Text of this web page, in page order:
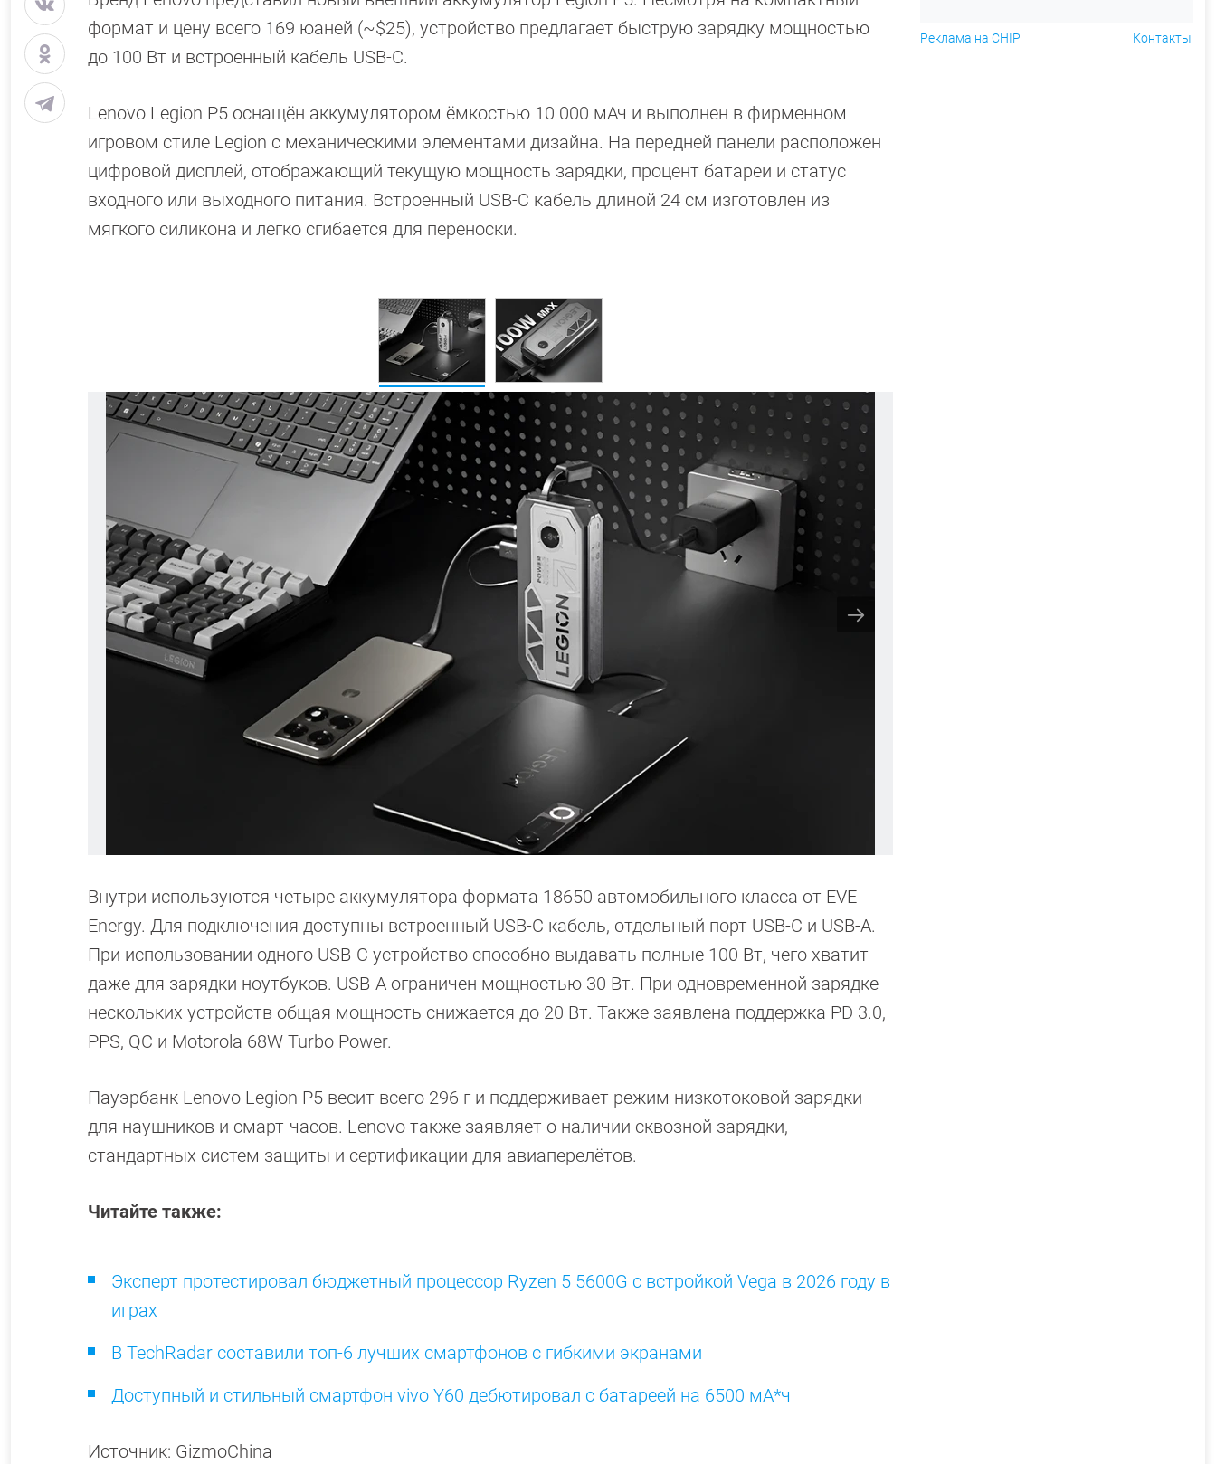
формат и цену всего 169 юаней (~$25), устройство предлагает быструю зарядку мощностью
до 100 Вт и встроенный кабель USB-C.
Lenovo Legion P5 оснащён аккумулятором ёмкостью 10 000 мАч и выполнен в фирменном
игровом стиле Legion с механическими элементами дизайна. На передней панели расположен
цифровой дисплей, отображающий текущую мощность зарядки, процент батареи и статус
входного или выходного питания. Встроенный USB-C кабель длиной 24 см изготовлен из
мягкого силикона и легко сгибается для переноски.
Внутри используются четыре аккумулятора формата 18650 автомобильного класса от EVE
Energy. Для подключения доступны встроенный USB-C кабель, отдельный порт USB-C и USB-A.
При использовании одного USB-C устройство способно выдавать полные 100 Вт, чего хватит
даже для зарядки ноутбуков. USB-A ограничен мощностью 30 Вт. При одновременной зарядке
нескольких устройств общая мощность снижается до 20 Вт. Также заявлена поддержка PD 3.0,
PPS, QC и Motorola 68W Turbo Power.
Пауэрбанк Lenovo Legion P5 весит всего 296 г и поддерживает режим низкотоковой зарядки
для наушников и смарт-часов. Lenovo также заявляет о наличии сквозной зарядки,
стандартных систем защиты и сертификации для авиаперелётов.
Читайте также:
Эксперт протестировал бюджетный процессор Ryzen 5 5600G с встройкой Vega в 2026 году в
играх
В TechRadar составили топ-6 лучших смартфонов с гибкими экранами
Доступный и стильный смартфон vivo Y60 дебютировал с батареей на 6500 мА*ч
Источник: GizmoChina
Реклама на CHIP Контакты